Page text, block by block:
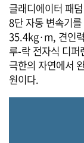
글래디에이터 패
8단 자동 변속기
35.4kg·m, 견인
루-락 전자식 디퍼
극한의 자연에서
원이다.